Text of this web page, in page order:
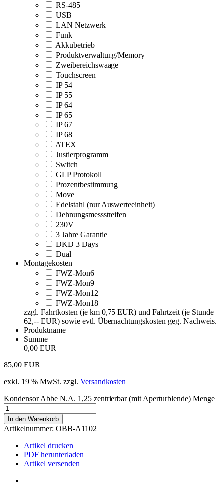
RS-485
USB
LAN Netzwerk
Funk
Akkubetrieb
Produktverwaltung/Memory
Zweibereichswaage
Touchscreen
IP 54
IP 55
IP 64
IP 65
IP 67
IP 68
ATEX
Justierprogramm
Switch
GLP Protokoll
Prozentbestimmung
Move
Edelstahl (nur Auswerteeinheit)
Dehnungsmessstreifen
230V
3 Jahre Garantie
DKD 3 Days
Dual
Montagekosten
FWZ-Mon6
FWZ-Mon9
FWZ-Mon12
FWZ-Mon18
zzgl. Fahrtkosten (je km 0,75 EUR) und Fahrtzeit (je Stunde
62,-- EUR) sowie evtl. Übernachtungskosten geg. Nachweis.
Produktname
Summe
0,00 EUR
85,00 EUR
exkl. 19 % MwSt. zzgl. Versandkosten
Kondensor Abbe N.A. 1,25 zentrierbar (mit Aperturblende) Menge
In den Warenkorb
Artikelnummer: OBB-A1102
Artikel drucken
PDF herunterladen
Artikel versenden